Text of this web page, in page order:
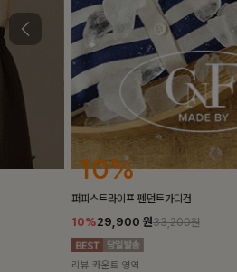
25%
밴스트라이프 스트링원피스
25%35,100 원46,800원
리뷰 카운트 영역